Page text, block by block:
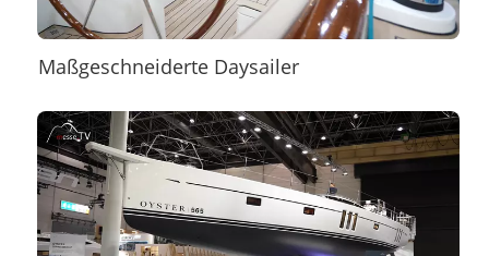
Maßgeschneiderte Daysailer